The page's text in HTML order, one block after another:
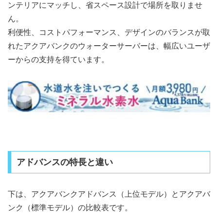
ンテリアにマッチし、省スペース設計で場所を取りませ
ん。
利便性、コストパフォーマンス、デザインのバランスが取
れたアクアバンクのウォーターサーバーは、幅広いユーザ
ーからの支持を得ています。
アドバンスの特長と違い
下は、アクアバンクアドバンス（上位モデル）とアクアバ
ンク（標準モデル）の比較表です。